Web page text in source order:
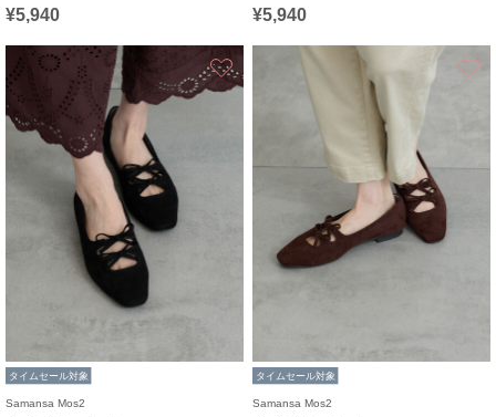
¥5,940 ¥5,940
タイムセール対象
Samansa Mos2
タイムセール対象
Samansa Mos2